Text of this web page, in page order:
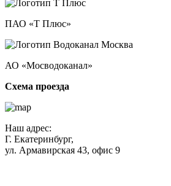
ПАО «Т Плюс»
АО «Мосводоканал»
Схема проезда
Наш адрес:
Г. Екатеринбург,
ул. Армавирская 43, офис 9